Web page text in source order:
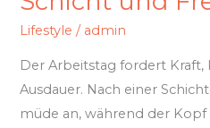
Lifestyle / admin
Der Arbeitstag fordert
Ausdauer. Nach einer
müde an, während der